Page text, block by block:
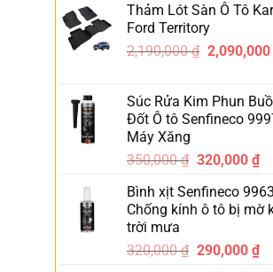
Thảm Lót Sàn Ô Tô
Ford Territory
2,190,000₫ 2,090,000
Súc Rửa Kim Phun
Đốt Ô tô Senfineco
Máy Xăng
350,000₫ 320,000 ₫
Bình xịt Senfineco 9963
Chống kính ô tô bị mờ
trời mưa
320,000₫ 290,000 ₫